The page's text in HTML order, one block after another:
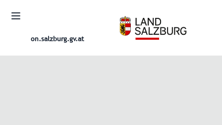
on.salzburg.gv.at